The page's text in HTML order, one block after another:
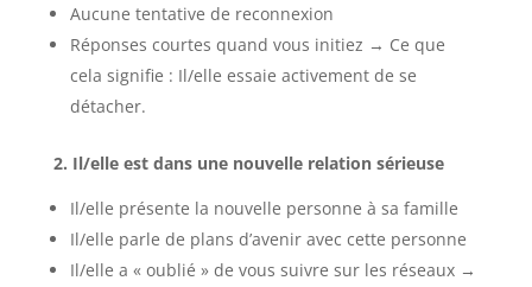
Aucune tentative de reconnexion
Réponses courtes quand vous initiez → Ce que
cela signifie : Il/elle essaie activement de se
détacher.
2. Il/elle est dans une nouvelle relation sérieuse
Il/elle présente la nouvelle personne à sa famille
Il/elle parle de plans d’avenir avec cette personne
Il/elle a « oublié » de vous suivre sur les réseaux →